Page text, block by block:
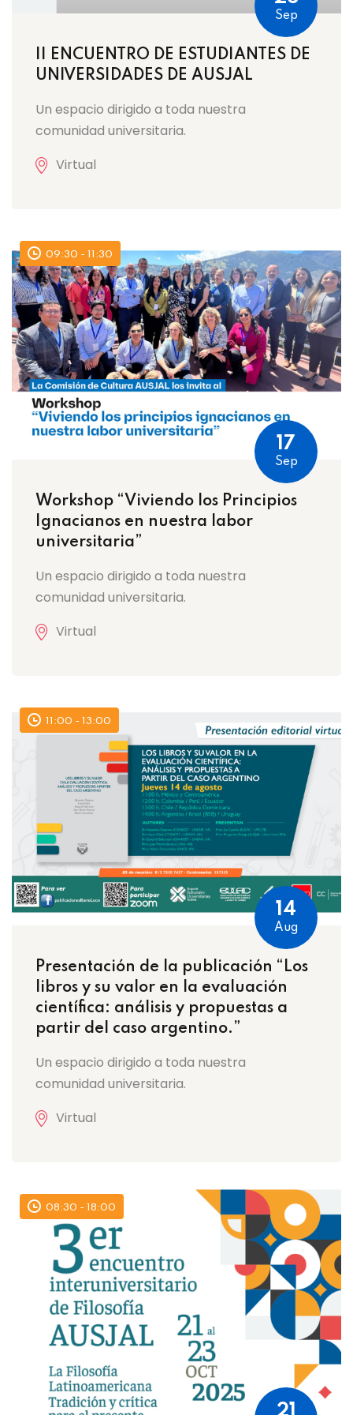
Sep
II ENCUENTRO DE ESTUDIANTES DE
UNIVERSIDADES DE AUSJAL
Un espacio dirigido a toda nuestra
comunidad universitaria.
Virtual
09:30 - 11:30
17
Sep
Workshop “Viviendo los Principios
Ignacianos en nuestra labor
universitaria”
Un espacio dirigido a toda nuestra
comunidad universitaria.
Virtual
11:00 - 13:00
14
Aug
Presentación de la publicación “Los
libros y su valor en la evaluación
científica: análisis y propuestas a
partir del caso argentino.”
Un espacio dirigido a toda nuestra
comunidad universitaria.
Virtual
08:30 - 18:00